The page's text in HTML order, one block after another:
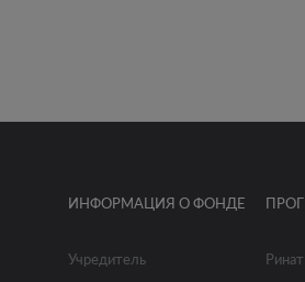
ИНФОРМАЦИЯ О ФОНДЕ
Учредитель